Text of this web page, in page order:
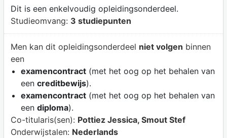
Dit is een enkelvoudig opleidingsonderdeel.
Studieomvang: 3 studiepunten
Men kan dit opleidingsonderdeel niet volgen binnen
een
examencontract(met het oog op het behalen van
een creditbewijs).
examencontract(met het oog op het behalen van
een diploma).
Co-titularis(sen): Pottiez Jessica, Smout Stef
Onderwijstalen: Nederlands